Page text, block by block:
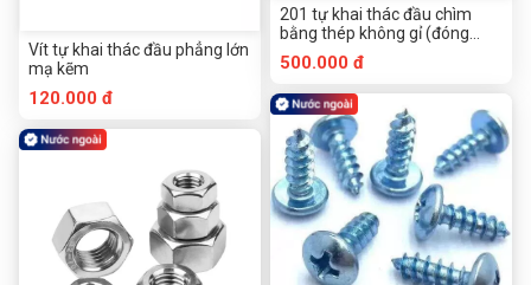
Vít tự khai thác đầu phẳng lớn
mạ kẽm
120.000 đ
201 tự khai thác đầu chìm
bằng thép không gỉ (đóng
hộp)
500.000 đ